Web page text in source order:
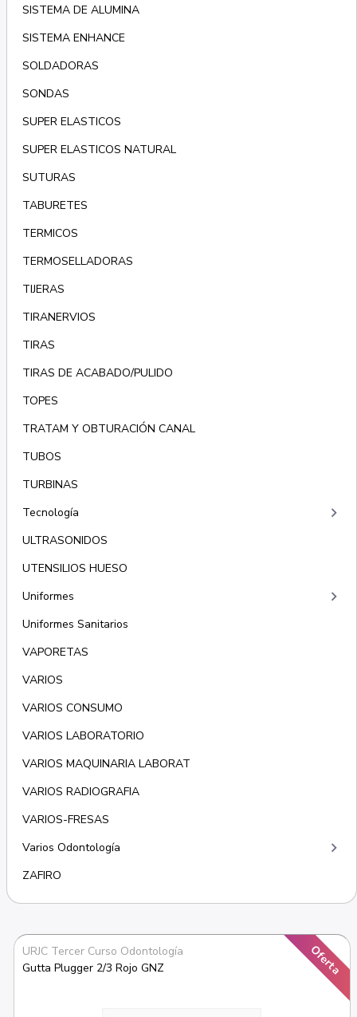
SISTEMA DE ALUMINA
SISTEMA ENHANCE
SOLDADORAS
SONDAS
SUPER ELASTICOS
SUPER ELASTICOS NATURAL
SUTURAS
TABURETES
TERMICOS
TERMOSELLADORAS
TIJERAS
TIRANERVIOS
TIRAS
TIRAS DE ACABADO/PULIDO
TOPES
TRATAM Y OBTURACIÓN CANAL
TUBOS
TURBINAS
Tecnología
keyboard_arrow_right
ULTRASONIDOS
UTENSILIOS HUESO
Uniformes
keyboard_arrow_right
Uniformes Sanitarios
VAPORETAS
VARIOS
VARIOS CONSUMO
VARIOS LABORATORIO
VARIOS MAQUINARIA LABORAT
VARIOS RADIOGRAFIA
VARIOS-FRESAS
Varios Odontología
keyboard_arrow_right
ZAFIRO
Oferta
URJC Tercer Curso Odontología
Gutta Plugger 2/3 Rojo GNZ